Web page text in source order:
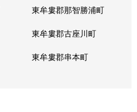
東牟婁郡那智勝浦町
東牟婁郡古座川町
東牟婁郡串本町